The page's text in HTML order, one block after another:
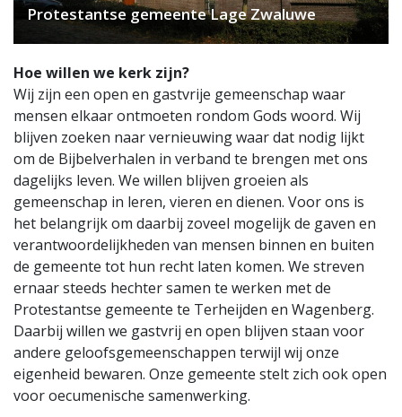
Protestantse gemeente Lage Zwaluwe
Hoe willen we kerk zijn?
Wij zijn een open en gastvrije gemeenschap waar
mensen elkaar ontmoeten rondom Gods woord. Wij
blijven zoeken naar vernieuwing waar dat nodig lijkt
om de Bijbelverhalen in verband te brengen met ons
dagelijks leven. We willen blijven groeien als
gemeenschap in leren, vieren en dienen. Voor ons is
het belangrijk om daarbij zoveel mogelijk de gaven en
verantwoordelijkheden van mensen binnen en buiten
de gemeente tot hun recht laten komen. We streven
ernaar steeds hechter samen te werken met de
Protestantse gemeente te Terheijden en Wagenberg.
Daarbij willen we gastvrij en open blijven staan voor
andere geloofsgemeenschappen terwijl wij onze
eigenheid bewaren. Onze gemeente stelt zich ook open
voor oecumenische samenwerking.